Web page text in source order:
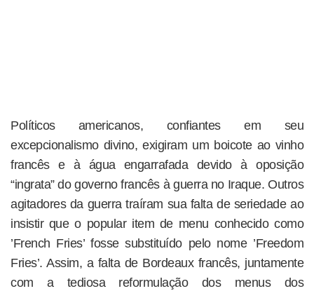
Políticos americanos, confiantes em seu
excepcionalismo divino, exigiram um boicote ao vinho
francês e à água engarrafada devido à oposição
“ingrata” do governo francês à guerra no Iraque. Outros
agitadores da guerra traíram sua falta de seriedade ao
insistir que o popular item de menu conhecido como
’French Fries’ fosse substituído pelo nome ’Freedom
Fries’. Assim, a falta de Bordeaux francês, juntamente
com a tediosa reformulação dos menus dos